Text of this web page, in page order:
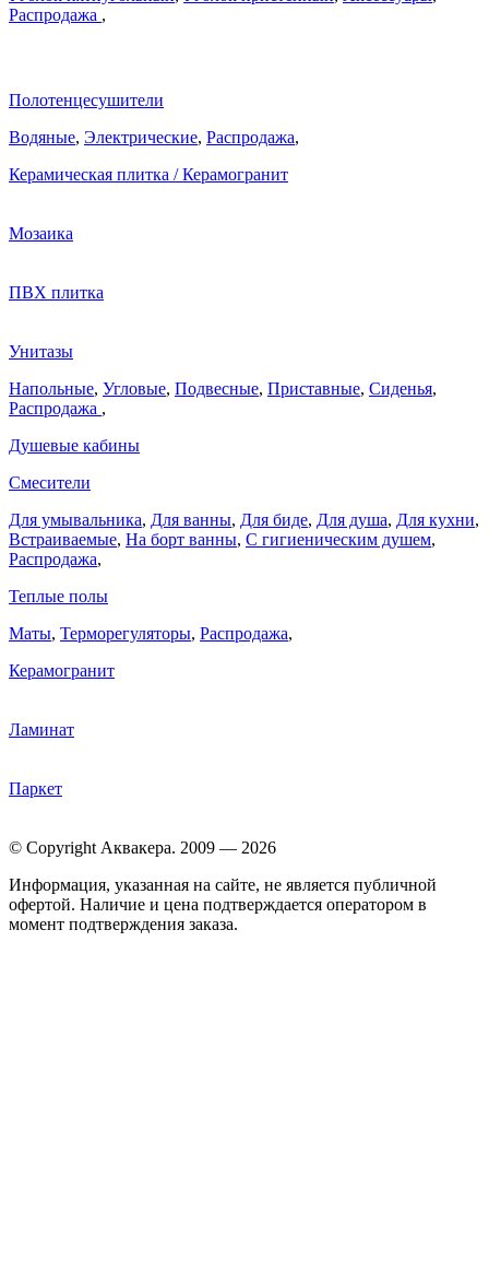
Распродажа ,
Полотенцесушители
Водяные, Электрические, Распродажа,
Керамическая плитка / Керамогранит
Мозаика
ПВХ плитка
Унитазы
Напольные, Угловые, Подвесные, Приставные, Сиденья,
Распродажа ,
Душевые кабины
Смесители
Для умывальника, Для ванны, Для биде, Для душа, Для кухни,
Встраиваемые, На борт ванны, C гигиеническим душем,
Распродажа,
Теплые полы
Маты, Терморегуляторы, Распродажа,
Керамогранит
Ламинат
Паркет
© Copyright Аквакера. 2009 — 2026
Информация, указанная на сайте, не является публичной
офертой. Наличие и цена подтверждается оператором в
момент подтверждения заказа.